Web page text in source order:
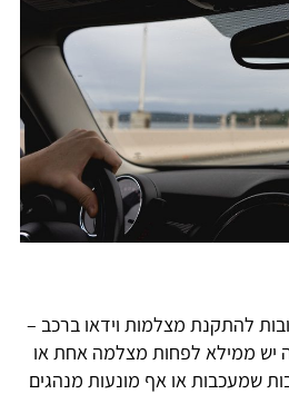
להתקנת מצלמות וידאו ברכב –
יש ממילא לפחות מצלמה אחת או
שמעכבות או אף מונעות מנהגים